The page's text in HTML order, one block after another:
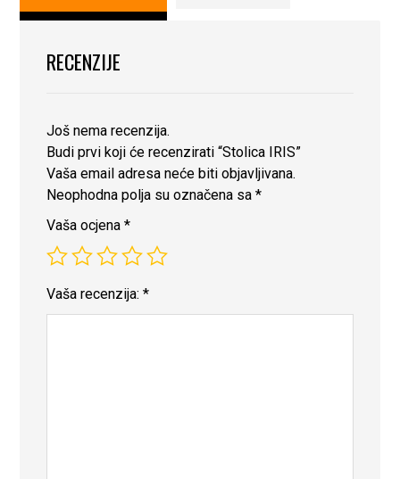
RECENZIJE
Još nema recenzija.
Budi prvi koji će recenzirati “Stolica IRIS”
Vaša email adresa neće biti objavljivana.
Neophodna polja su označena sa*
Vaša ocjena*
Vaša recenzija:*